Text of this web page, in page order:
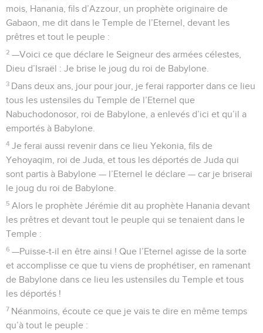
mois, Hanania, fils d’Azzour, un prophète originaire de
Gabaon, me dit dans le Temple de l’Eternel, devant les
prêtres et tout le peuple :
2 —Voici ce que déclare le Seigneur des armées célestes,
Dieu d’Israël : Je brise le joug du roi de Babylone.
3 Dans deux ans, jour pour jour, je ferai rapporter dans ce lieu
tous les ustensiles du Temple de l’Eternel que
Nabuchodonosor, roi de Babylone, a enlevés d’ici et qu’il a
emportés à Babylone.
4 Je ferai aussi revenir dans ce lieu Yekonia, fils de
Yehoyaqim, roi de Juda, et tous les déportés de Juda qui
sont partis à Babylone — l’Eternel le déclare — car je briserai
le joug du roi de Babylone.
5 Alors le prophète Jérémie dit au prophète Hanania devant
les prêtres et devant tout le peuple qui se tenaient dans le
Temple :
6 —Puisse-t-il en être ainsi ! Que l’Eternel agisse de la sorte
et accomplisse ce que tu viens de prophétiser, en ramenant
de Babylone dans ce lieu les ustensiles du Temple et tous
les déportés !
7 Néanmoins, écoute ce que je vais te dire en même temps
qu’à tout le peuple :